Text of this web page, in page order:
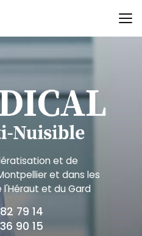
et de
et dans les
et du Gard
79 14
90 15